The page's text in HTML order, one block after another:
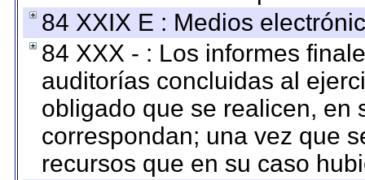
84 XXIX E : Medios
84 XXX - : Los informes
auditorías concluidas al
obligado que se realicen, en
correspondan; una vez que
recursos que en su caso